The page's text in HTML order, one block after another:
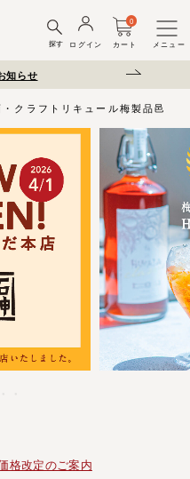
探す ログイン カート
0
メニュー
知らせ 弊社を装った偽
・クラフトリキュール梅製品邑じ
格改定のご案内